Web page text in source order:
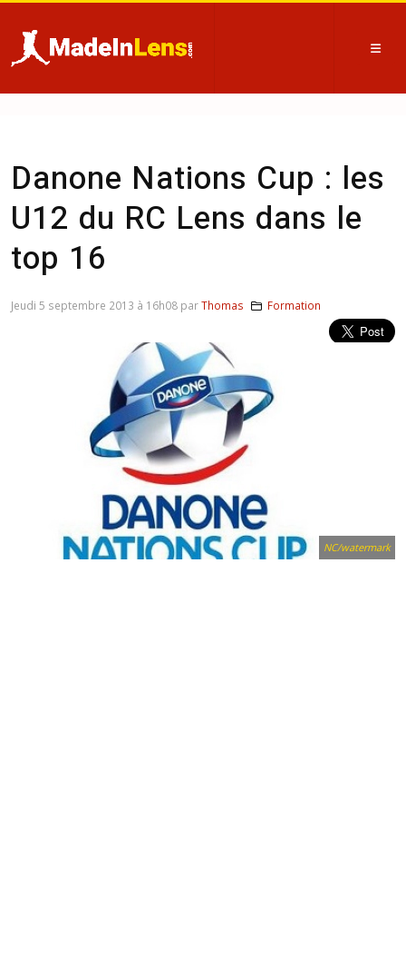
Danone Nations Cup : les
U12 du RC Lens dans le
top 16
NC/watermark
Jeudi 5 septembre 2013 à 16h08 parThomas Formation